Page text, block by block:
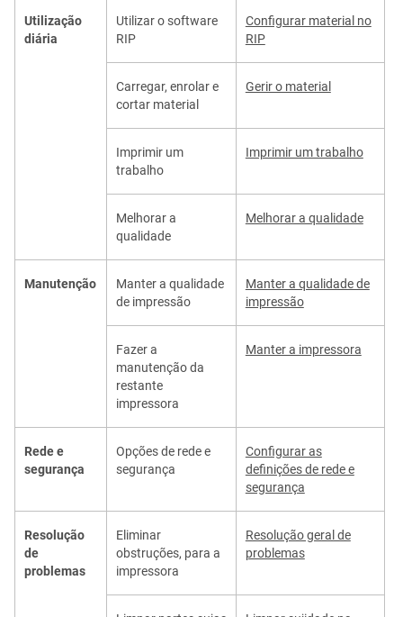
Utilização
diária
Utilizar o software
RIP
Configurar material no
RIP
Carregar, enrolar e
cortar material
Gerir o material
Imprimir um
trabalho
Imprimir um trabalho
Melhorar a
qualidade
Melhorar a qualidade
Manutenção
Manter a qualidade
de impressão
Manter a qualidade de
impressão
Fazer a
manutenção da
restante
impressora
Manter a impressora
Rede e
segurança
Opções de rede e
segurança
Configurar as
definições de rede e
segurança
Resolução
de
problemas
Eliminar
obstruções, para a
impressora
Resolução geral de
problemas